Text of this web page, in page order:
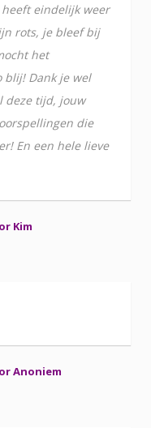
eindelijk weer
rots, je bleef bij
het
blij! Dank je wel
deze tijd, jouw
die
En een hele lieve
Kim
Anoniem